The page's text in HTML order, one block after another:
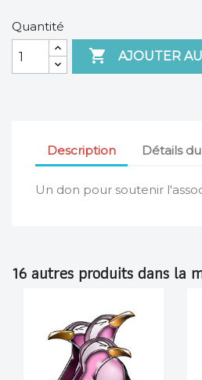
Quantité
 AJOUTER
Description Détails
Un don pour soutenir
16 autres produits dans la